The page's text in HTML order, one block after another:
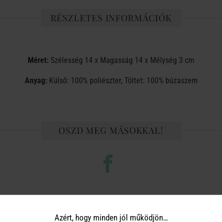
RÉSZLETES INFORMÁCIÓK
Méret: Szélesség 14 x Magasság 14 x Mélység 3 cm
Anyag: Külső: 100% poliészter, Töltet: 100% búzaszem
OSZD MEG MÁSOKKAL!
Azért, hogy minden jól működjön…